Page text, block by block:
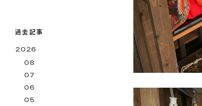
リフォーム
オール電化
お困りごとサービス
過去記事
2026
08
07
06
05